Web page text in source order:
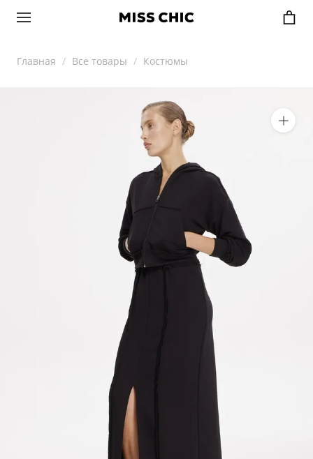
Главная Все товары Костюмы